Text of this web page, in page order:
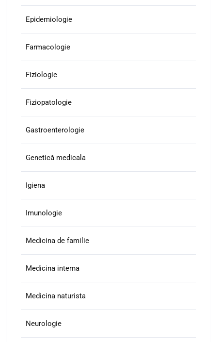
Epidemiologie
Farmacologie
Fiziologie
Fiziopatologie
Gastroenterologie
Genetică medicala
Igiena
Imunologie
Medicina de familie
Medicina interna
Medicina naturista
Neurologie